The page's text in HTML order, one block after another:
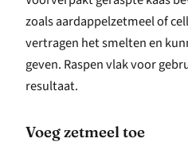
zoals aardappelzetmeel of
vertragen het smelten en
geven. Raspen vlak voor
resultaat.
Voeg zetmeel toe